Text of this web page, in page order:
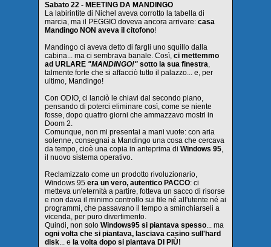
Sabato 22 - MEETING DA MANDINGO
La labirintite di Nichel aveva corrotto la tabella di
marcia, ma il PEGGIO doveva ancora arrivare: casa
Mandingo NON aveva il citofono!
Mandingo ci aveva detto di fargli uno squillo dalla
cabina... ma ci sembrava banale. Così, ci mettemmo
ad URLARE "MANDINGO!" sotto la sua finestra,
talmente forte che si affacciò tutto il palazzo... e, per
ultimo, Mandingo!
Con ODIO, ci lanciò le chiavi dal secondo piano,
pensando di poterci eliminare così, come se niente
fosse, dopo quattro giorni che ammazzavo mostri in
Doom 2.
Comunque, non mi presentai a mani vuote: con aria
solenne, consegnai a Mandingo una cosa che cercava
da tempo, cioè una copia in anteprima di Windows 95,
il nuovo sistema operativo.
Reclamizzato come un prodotto rivoluzionario,
Windows 95 era un vero, autentico PACCO: ci
metteva un'eternità a partire, fotteva un sacco di risorse
e non dava il minimo controllo sui file né all'utente né ai
programmi, che passavano il tempo a sminchiarseli a
vicenda, per puro divertimento.
Quindi, non solo Windows95 si piantava spesso... ma
ogni volta che si piantava, lasciava casino sull'hard
disk... e la volta dopo si piantava DI PIÙ!